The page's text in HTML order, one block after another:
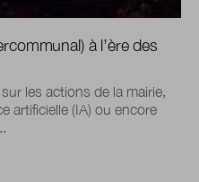
à l’ère des
les actions de la mairie,
artificielle (IA) ou encore